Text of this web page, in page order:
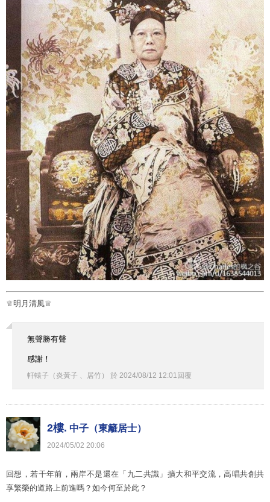
♕明月清風♕
無聲勝有聲
感謝！
軒轅子（炎黃子 、居竹） 於 2024/08/12 12:01 回覆
2樓. 中子（東籬居士）
2024/05/02 20:06
回想，若干年前，兩岸不是還在「九二共識」擴大和平交流，高唱共創共
享繁榮的道路上前進嗎？如今何至於此？